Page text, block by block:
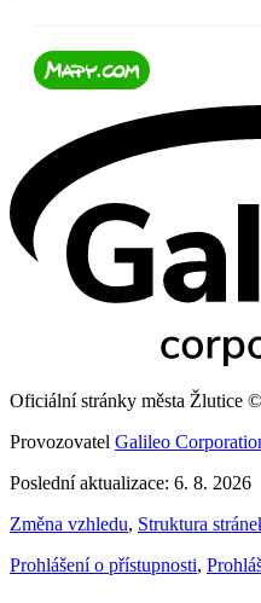
Oficiální stránky města Žlutice
Provozovatel Galileo
Poslední aktualizace: 6. 8. 2026
Změna vzhledu, Struktura
Prohlášení o přístupnosti,